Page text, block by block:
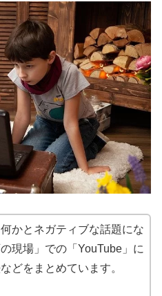
かとネガティブな話題にな
現場」での「YouTube」に
どをまとめています。